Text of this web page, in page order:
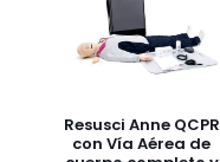
Resusci Anne QCPR
con Vía Aérea de